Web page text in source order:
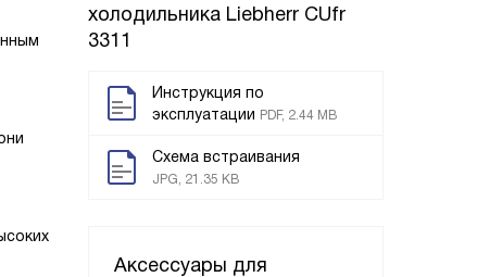
холодильника Liebherr CUfr
3311
Инструкция по
эксплуатации PDF, 2.44 MB
Схема встраивания
JPG, 21.35 KB
Аксессуары для